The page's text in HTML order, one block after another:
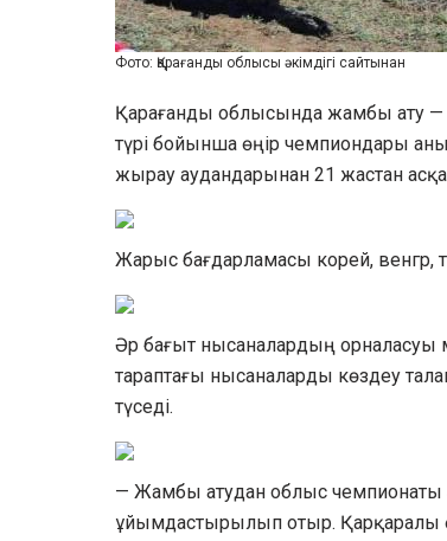
Фото: Қарағанды облысы әкімдігі сайтынан
Қарағанды облысында жамбы ату —
түрі бойынша өңір чемпиондары
жырау аудандарынан 21 жастан
Жарыс бағдарламасы корей, венгр,
Әр бағыт нысаналардың орналасуы
тараптағы нысаналарды көздеу талап
түседі.
— Жамбы атудан облыс чемпионаты
ұйымдастырылып отыр. Қарқаралы